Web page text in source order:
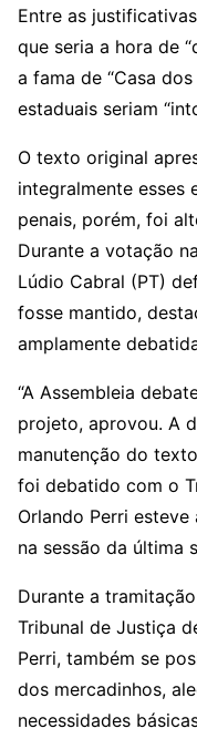
Entre as
que seria a hora de
a fama de “Casa
estaduais seriam
O texto original
integralmente esses
penais, porém, foi
Durante a votação
Lúdio Cabral (PT)
fosse mantido,
amplamente
“A Assembleia
projeto, aprovou. A
manutenção do
foi debatido com o
Orlando Perri esteve
na sessão da última
Durante a
Tribunal de Justiça
Perri, também se
dos mercadinhos,
necessidades